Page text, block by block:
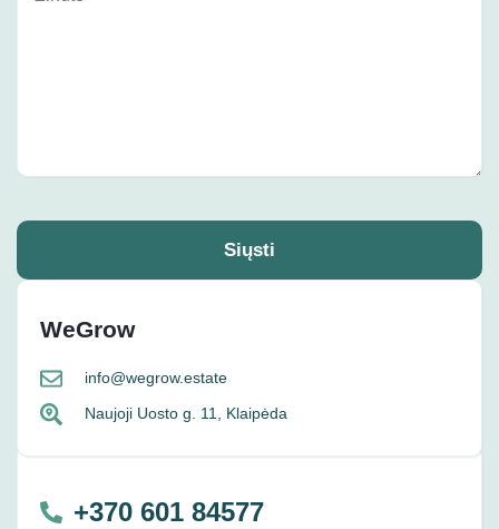
Siųsti
WeGrow
info@wegrow.estate
Naujoji Uosto g. 11, Klaipėda
+370 601 84577